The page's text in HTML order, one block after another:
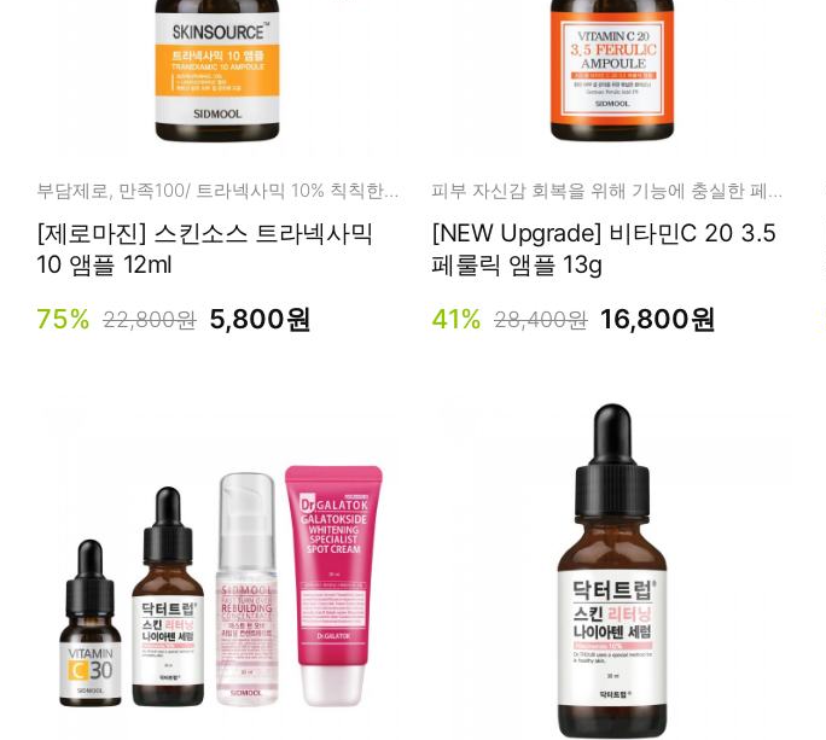
부담제로, 만족100/ 트라넥사믹 10% 칙칙한피부, 다크스팟, 에이지스팟
[제로마진] 스킨소스 트라넥사믹
10 앰플 12ml
75% 22,800원 5,800원
피부 자신감 회복을 위해 기능에 충실한 페룰릭 앰플
[NEW Upgrade] 비타민C 20 3.5
페룰릭 앰플 13g
41% 28,400원 16,800원